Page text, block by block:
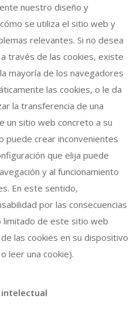
nuestro diseño y
se utiliza el sitio web y
relevantes. Si no desea
través de las cookies, existe
mayoría de los navegadores
las cookies, o le da
la transferencia de una
un sitio web concreto a su
puede crear inconvenientes
que elija puede
y al funcionamiento
En este sentido,
por las consecuencias
limitado de este sitio web
las cookies en su dispositivo
leer una cookie).
intelectual